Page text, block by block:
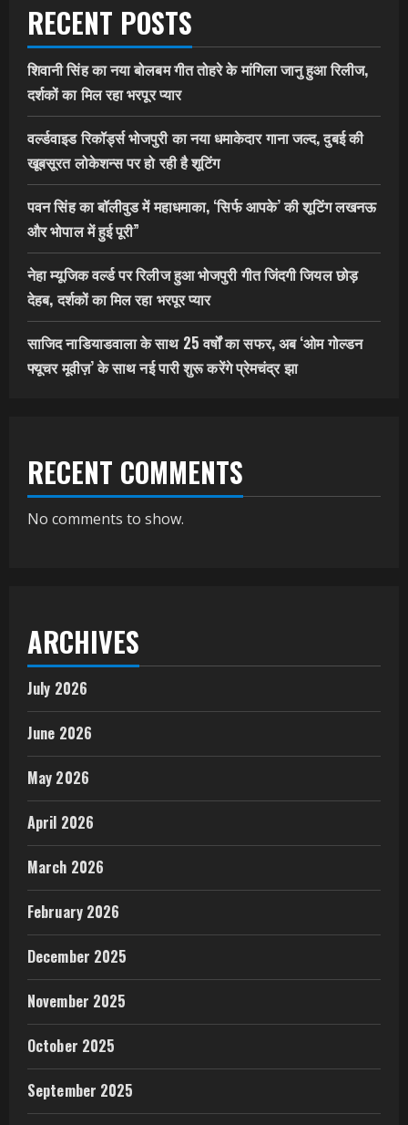
RECENT POSTS
शिवानी सिंह का नया बोलबम गीत तोहरे के मांगिला जानु हुआ रिलीज,
दर्शकों का मिल रहा भरपूर प्यार
वर्ल्डवाइड रिकॉर्ड्स भोजपुरी का नया धमाकेदार गाना जल्द, दुबई की
खूबसूरत लोकेशन्स पर हो रही है शूटिंग
पवन सिंह का बॉलीवुड में महाधमाका, ‘सिर्फ आपके’ की शूटिंग लखनऊ
और भोपाल में हुई पूरी”
नेहा म्यूजिक वर्ल्ड पर रिलीज हुआ भोजपुरी गीत जिंदगी जियल छोड़
देहब, दर्शकों का मिल रहा भरपूर प्यार
साजिद नाडियाडवाला के साथ 25 वर्षों का सफर, अब ‘ओम गोल्डन
फ्यूचर मूवीज़’ के साथ नई पारी शुरू करेंगे प्रेमचंद्र झा
RECENT COMMENTS
No comments to show.
ARCHIVES
July 2026
June 2026
May 2026
April 2026
March 2026
February 2026
December 2025
November 2025
October 2025
September 2025